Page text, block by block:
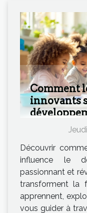
Comment
innovants
Découvrir
influence le
passionnant et
transforment la
apprennent,
vous guider à